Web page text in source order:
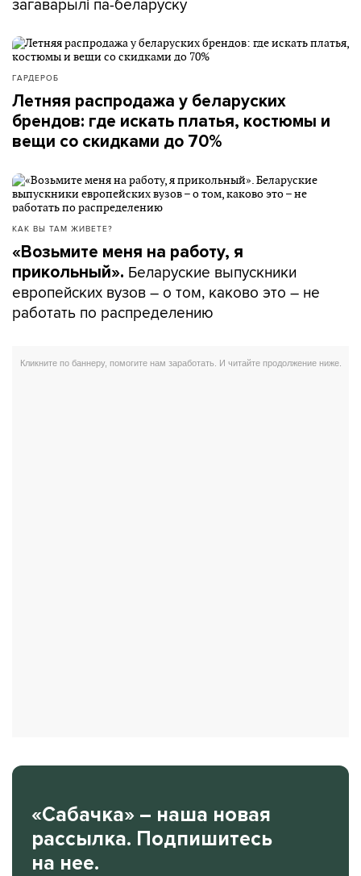
ГАРДЕРОБ
Летняя распродажа у беларуских
брендов: где искать платья, костюмы и
вещи со скидками до 70%
КАК ВЫ ТАМ ЖИВЕТЕ?
«Возьмите меня на работу, я
прикольный». Беларуские выпускники
европейских вузов – о том, каково это – не
работать по распределению
«Сабачка» – наша новая
рассылка. Подпишитесь
на нее.